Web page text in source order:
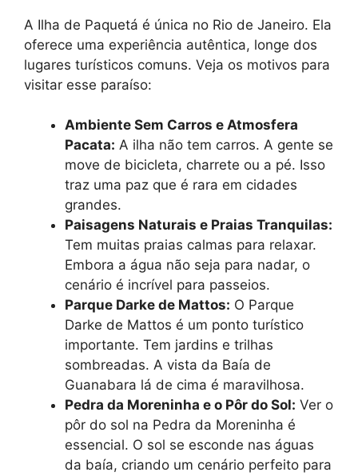
A Ilha de Paquetá é única no Rio de Janeiro. Ela
oferece uma experiência autêntica, longe dos
lugares turísticos comuns. Veja os motivos para
visitar esse paraíso:
Ambiente Sem Carros e Atmosfera
Pacata: A ilha não tem carros. A gente se
move de bicicleta, charrete ou a pé. Isso
traz uma paz que é rara em cidades
grandes.
Paisagens Naturais e Praias Tranquilas:
Tem muitas praias calmas para relaxar.
Embora a água não seja para nadar, o
cenário é incrível para passeios.
Parque Darke de Mattos: O Parque
Darke de Mattos é um ponto turístico
importante. Tem jardins e trilhas
sombreadas. A vista da Baía de
Guanabara lá de cima é maravilhosa.
Pedra da Moreninha e o Pôr do Sol: Ver o
pôr do sol na Pedra da Moreninha é
essencial. O sol se esconde nas águas
da baía, criando um cenário perfeito para